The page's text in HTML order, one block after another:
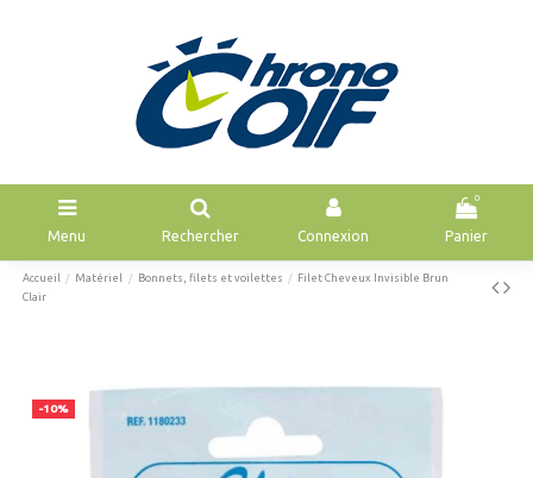
Menu Rechercher Connexion
0
Panier
Accueil Matériel Bonnets, filets et voilettes
Filet Cheveux Invisible Brun
Clair
-10%